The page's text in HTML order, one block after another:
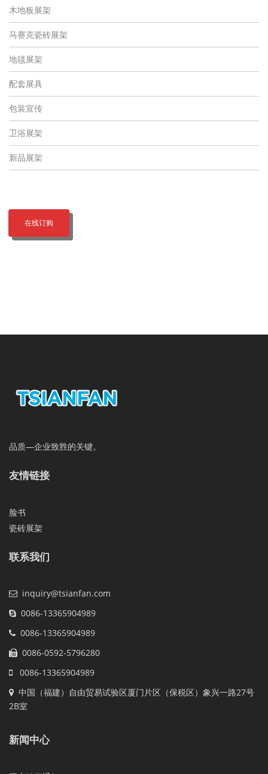
木地板展架
马赛克瓷砖展架
地毯展架
配套展具
包装宣传
卫浴展架
新品展架
在线订购
品质—企业致胜的关键。
友情链接
脸书
瓷砖展架
联系我们
inquiry@tsianfan.com
0086-13365904989
0086-13365904989
0086-0592-5796280
0086-13365904989
中国（福建）自由贸易试验区厦门片区（保税区）象兴一路27号
2B室
新闻中心